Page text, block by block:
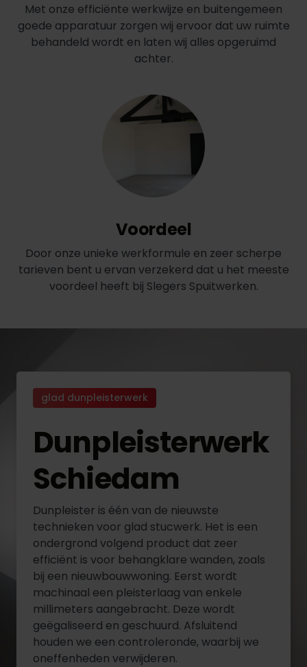
Met onze efficiënte werkwijze en buitengemeen
goede apparatuur zorgen wij ervoor dat uw ruimte
behandeld wordt en laten wij alles opgeruimd
achter.
Voordeel
Door onze unieke werkformule en zeer scherpe
tarieven bent u ervan verzekerd dat u het meeste
voordeel heeft bij Slegers Spuitwerken.
glad dunpleisterwerk
Dunpleisterwerk
Schiedam
Dunpleister is één van de nieuwste
technieken voor glad stucwerk. Het is een
ondergrond volgend product dat zeer
efficiënt is voor behangklare wanden, zoals
bij een nieuwbouwwoning. Eerst wordt
machinaal een pleisterlaag van enkele
millimeters aangebracht. Deze wordt
geëgaliseerd en geschuurd. Afsluitend
houden we een controleronde, waarbij we
oneffenheden verwijderen.